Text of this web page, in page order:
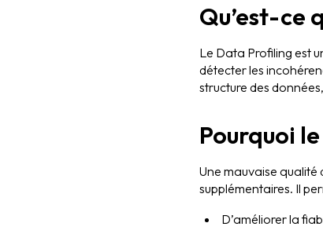
Qu’est-ce
Le Data Profiling est
détecter les
structure des
Pourquoi
Une mauvaise qualité
supplémentaires. Il
D’améliorer la